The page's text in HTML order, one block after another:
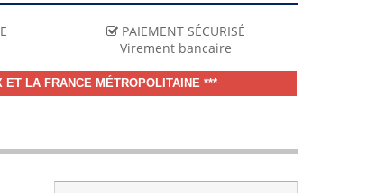
PAIEMENT SÉCURISÉ
Virement bancaire
LA FRANCE MÉTROPOLITAINE ***